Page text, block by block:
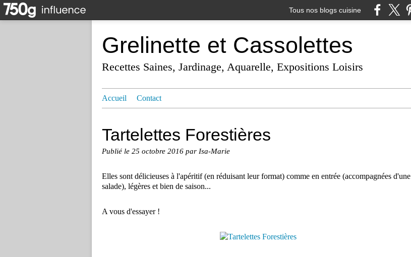
Tous nos blogs cuisine
Grelinette et Cassolettes
Recettes Saines, Jardinage, Aquarelle, Expositions Loisirs
Accueil Contact
Tartelettes Forestières
Publié le 25 octobre 2016 par Isa-Marie
Elles sont délicieuses à l'apéritif (en réduisant leur format) comme en entrée (accompagnées d'une
salade), légères et bien de saison...
A vous d'essayer !